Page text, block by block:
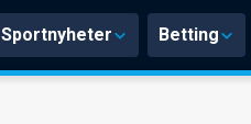
Sportnyheter Betting